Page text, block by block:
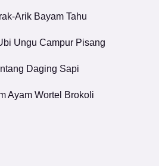
Arik Bayam Tahu
Ungu Campur Pisang
Daging Sapi
Ayam Wortel Brokoli